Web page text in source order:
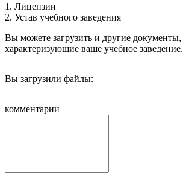
1. Лицензии
2. Устав учебного заведения
Вы можете загрузить и другие документы,
характеризующие ваше учебное заведение.
Вы загрузили файлы:
комментарии